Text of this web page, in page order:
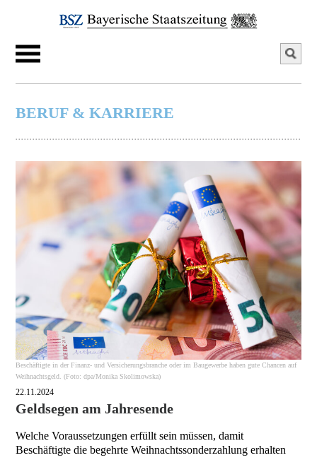
BERUF & KARRIERE
Beschäftigte in der Finanz- und Versicherungsbranche oder im Baugewerbe haben gute Chancen auf
Weihnachtsgeld. (Foto: dpa/Monika Skolimowska)
22.11.2024
Geldsegen am Jahresende
Welche Voraussetzungen erfüllt sein müssen, damit
Beschäftigte die begehrte Weihnachtssonderzahlung erhalten